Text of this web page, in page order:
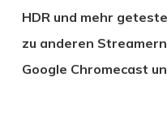
HDR und mehr
zu anderen
Google Chromecast